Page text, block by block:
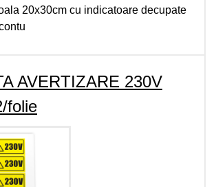
20x30cm cu indicatoare decupate
AVERTIZARE 230V
folie